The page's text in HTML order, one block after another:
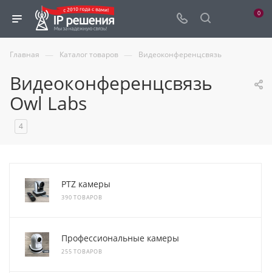
0
Главная — Каталог товаров — Видеоконференцсвязь
Видеоконференцсвязь
Owl Labs
4
PTZ камеры
390 ТОВАРОВ
Профессиональные камеры
255 ТОВАРОВ